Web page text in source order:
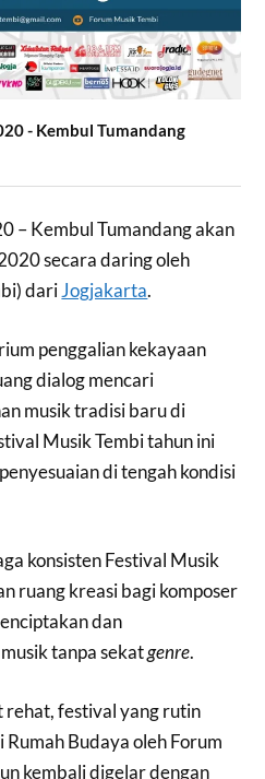
- Kembul Tumandang
– Kembul Tumandang akan
secara daring oleh
dariJogjakarta.
penggalian kekayaan
dialog mencari
musik tradisi baru di
Musik Tembi tahun ini
di tengah kondisi
konsisten Festival Musik
ruang kreasi bagi komposer
dan
tanpa sekatgenre.
rehat, festival yang rutin
Budaya oleh Forum
kembali digelar dengan